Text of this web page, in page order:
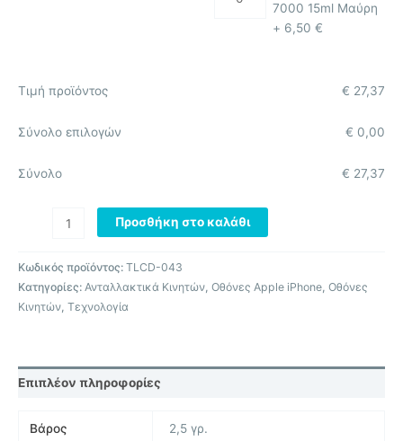
7000 15ml Μαύρη
+ 6,50 €
Τιμή προϊόντος 27,37
€
Σύνολο επιλογών 0,00
€
Σύνολο 27,37
€
Προσθήκη στο καλάθι
Κωδικός προϊόντος: TLCD-043
Κατηγορίες: Ανταλλακτικά Κινητών, Οθόνες Apple iPhone, Οθόνες
Κινητών, Τεχνολογία
Επιπλέον πληροφορίες
Βάρος 2,5 γρ.